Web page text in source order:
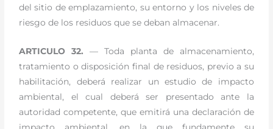
del sitio de emplazamiento, su entorno y los niveles de
riesgo de los residuos que se deban almacenar.
ARTICULO 32.— Toda planta de almacenamiento,
tratamiento o disposición final de residuos, previo a su
habilitación, deberá realizar un estudio de impacto
ambiental, el cual deberá ser presentado ante la
autoridad competente, que emitirá una declaración de